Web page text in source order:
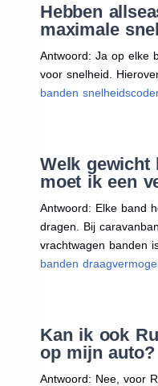
Hebben
maximale
Antwoord: Ja op elke
voor snelheid.
banden
Welk gewicht
moet ik een
Antwoord: Elke band
dragen. Bij
vrachtwagen banden
banden
Kan ik ook
op mijn auto?
Antwoord: Nee, voor